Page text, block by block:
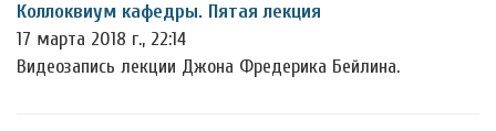
Коллоквиум кафедры. Пятая лекция
17 марта 2018 г., 22:14
Видеозапись лекции Джона Фредерика Бейлина.